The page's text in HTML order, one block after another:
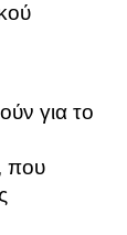
για το
που